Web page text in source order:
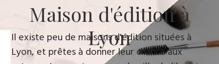
​Maison d'édition ​à
Lyon
​Il existe peu de maisons d'édition situées à
Lyon, et prêtes à donner leur chance aux